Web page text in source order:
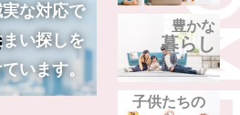
な対応で
い探しを
います。
豊かな
暮らし
子供たちの